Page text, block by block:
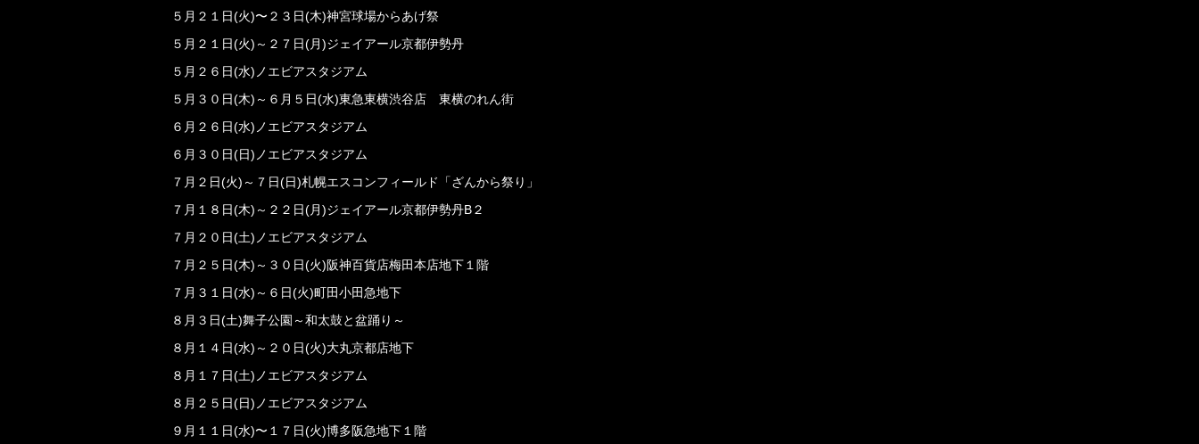
５月２１日(火)〜２３日(木)神宮球場からあげ祭
５月２１日(火)～２７日(月)ジェイアール京都伊勢丹
５月２６日(水)ノエビアスタジアム
５月３０日(木)～６月５日(水)東急東横渋谷店 東横のれん街
６月２６日(水)ノエビアスタジアム
６月３０日(日)ノエビアスタジアム
７月２日(火)～７日(日)札幌エスコンフィールド「ざんから祭り」
７月１８日(木)～２２日(月)ジェイアール京都伊勢丹B２
７月２０日(土)ノエビアスタジアム
７月２５日(木)～３０日(火)阪神百貨店梅田本店地下１階
７月３１日(水)～６日(火)町田小田急地下
８月３日(土)舞子公園～和太鼓と盆踊り～
８月１４日(水)～２０日(火)大丸京都店地下
８月１７日(土)ノエビアスタジアム
８月２５日(日)ノエビアスタジアム
９月１１日(水)〜１７日(火)博多阪急地下１階